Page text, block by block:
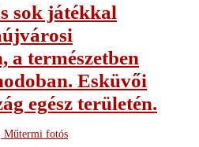
sok játékkal
a természetben
Esküvői
egész területén.
Műtermi fotós